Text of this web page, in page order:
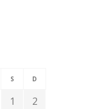
S D
1
2